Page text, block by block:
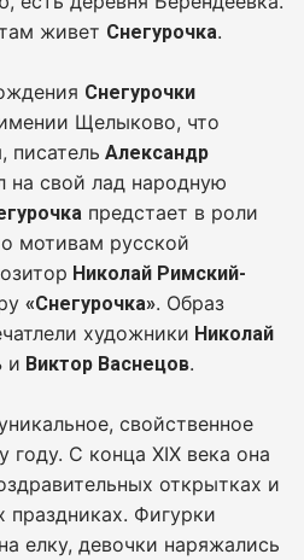
живет Снегурочка.
Снегурочки
Щелыково, что
писатель Александр
на свой лад народную
предстает в роли
мотивам русской
Николай Римский-
«Снегурочка». Образ
художники Николай
и Виктор Васнецов.
свойственное
С конца XIX века она
открытках и
праздниках. Фигурки
елку, девочки наряжались